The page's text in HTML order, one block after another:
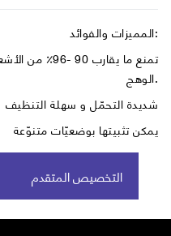
المميزات والفوائد:
تمنع ما يقارب
الوهج.
شديدة التحمّل و سهلة التنظيف
يمكن تثبيتها بوضعيّات متنوّعة
التخصيص المتقدم